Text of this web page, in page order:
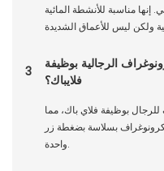
مناسبة للأنشطة المائية
3
الرجالية بوظيفة
فلايباك؟
بوظيفة فلاي باك، مما
بسلاسة بضغطة زر
واحدة.